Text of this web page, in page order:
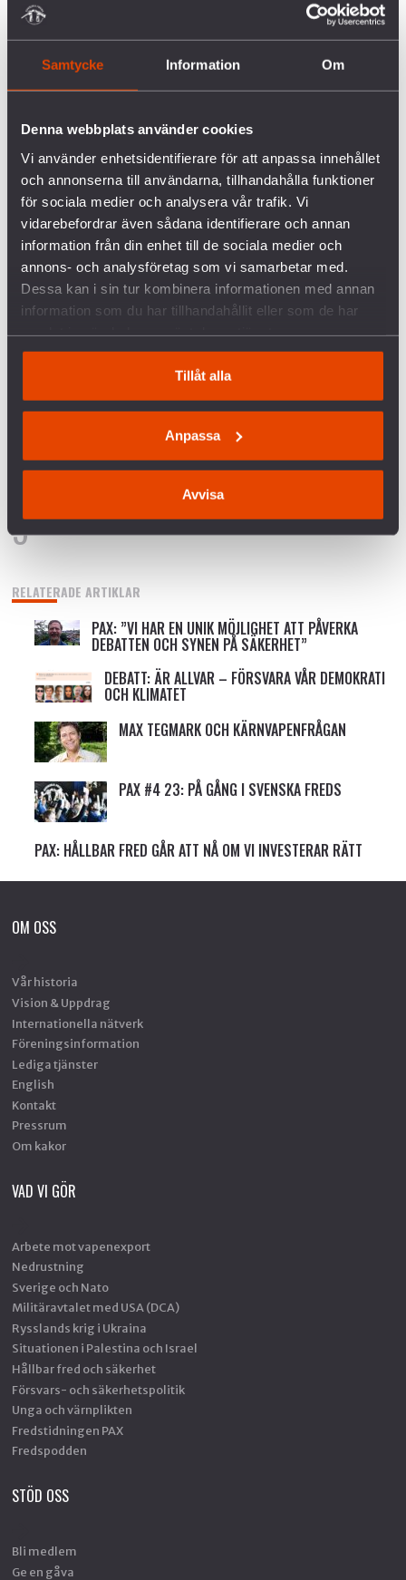
Samtycke Information Om
Denna webbplats använder cookies
Vi använder enhetsidentifierare för att anpassa innehållet
och annonserna till användarna, tillhandahålla funktioner
för sociala medier och analysera vår trafik. Vi
vidarebefordrar även sådana identifierare och annan
information från din enhet till de sociala medier och
annons- och analysföretag som vi samarbetar med.
Dessa kan i sin tur kombinera informationen med annan
information som du har tillhandahållit eller som de har
Tillåt alla
Anpassa
Avvisa
Linnéa Petersson
Pressekreterare
Pressbild på Kerstin Bergeå finns här.
FÖRETAGEN INOM VAPENINDUSTRIN
VANLIGA FRÅGOR OCH SVAR OM KRIGET I
SVERIGES VAPENHANDEL MED ISRAEL
KRÖNIKA: ÖB HAR RÄTT – MILITÄREN KAN INTE
P3 DOKUMENTÄR OM BOFORSAFFÄREN
RELATERADE ARTIKLAR
PAX: ”VI HAR EN UNIK MÖJLIGHET ATT PÅVERKA
DEBATTEN OCH SYNEN PÅ SÄKERHET”
DEBATT: ÄR ALLVAR – FÖRSVARA VÅR DEMOKRATI
OCH KLIMATET
MAX TEGMARK OCH KÄRNVAPENFRÅGAN
PAX #4 23: PÅ GÅNG I SVENSKA FREDS
PAX: HÅLLBAR FRED GÅR ATT NÅ OM VI INVESTERAR RÄTT
OM OSS
Vår historia
Vision & Uppdrag
Internationella nätverk
Föreningsinformation
Lediga tjänster
English
Kontakt
Pressrum
Om kakor
VAD VI GÖR
Arbete mot vapenexport
Nedrustning
Sverige och Nato
Militäravtalet med USA (DCA)
Rysslands krig i Ukraina
Situationen i Palestina och Israel
Hållbar fred och säkerhet
Försvars- och säkerhetspolitik
Unga och värnplikten
Fredstidningen PAX
Fredspodden
STÖD OSS
Bli medlem
Ge en gåva